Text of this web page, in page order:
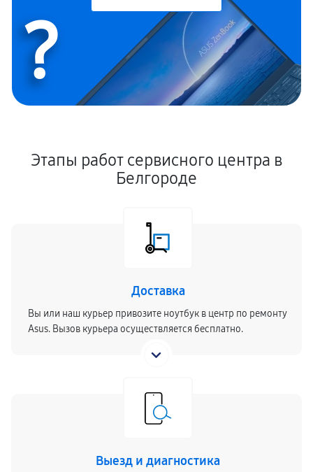
?
Этапы работ сервисного центра в
Белгороде
Доставка
Вы или наш курьер привозите ноутбук в центр по ремонту
Asus. Вызов курьера осуществляется бесплатно.
Выезд и диагностика